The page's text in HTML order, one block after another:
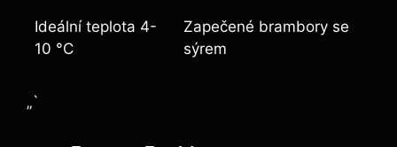
Ideální teplota 4-
10 °C
Zapečené brambory se
sýrem
„`